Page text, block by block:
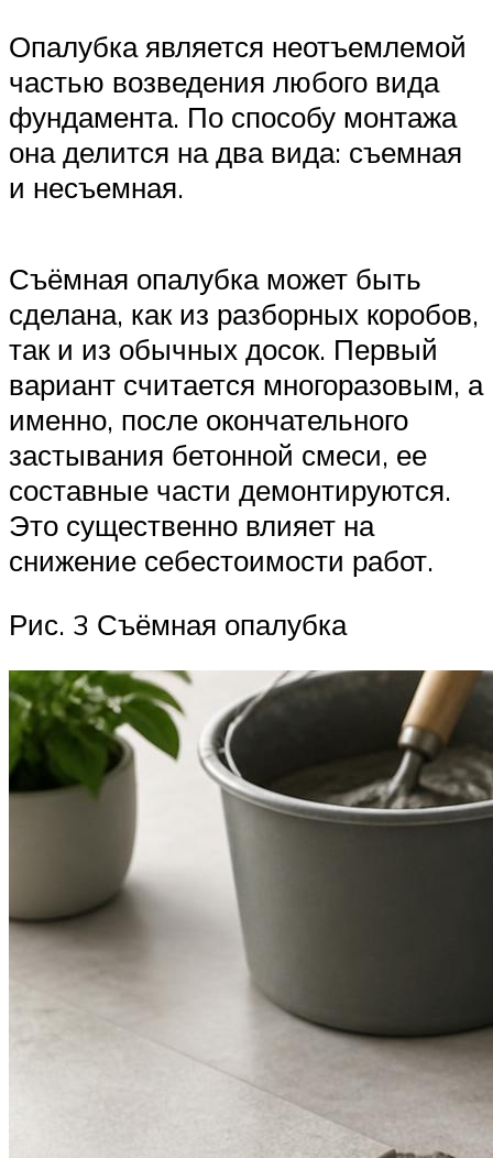
Опалубка является неотъемлемой
частью возведения любого вида
фундамента. По способу монтажа
она делится на два вида: съемная
и несъемная.
Съёмная опалубка может быть
сделана, как из разборных коробов,
так и из обычных досок. Первый
вариант считается многоразовым, а
именно, после окончательного
застывания бетонной смеси, ее
составные части демонтируются.
Это существенно влияет на
снижение себестоимости работ.
Рис. 3 Съёмная опалубка